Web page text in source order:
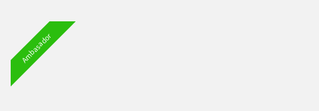
Ambasador